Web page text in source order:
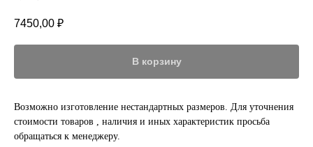
7450,00 ₽
В корзину
Возможно изготовление нестандартных размеров. Для уточнения
стоимости товаров , наличия и иных характеристик просьба
обращаться к менеджеру.